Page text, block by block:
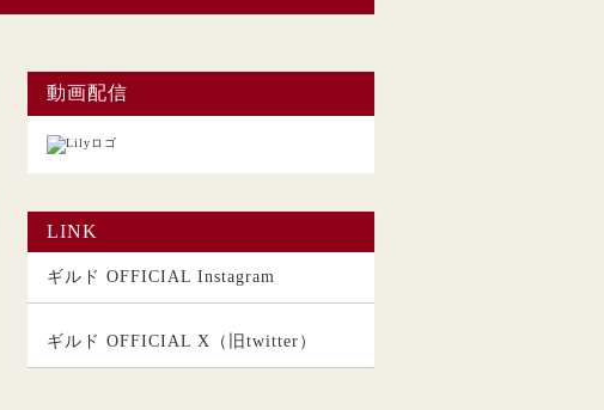
さい。
動画配信
LINK
ギルド OFFICIAL Instagram
ギルド OFFICIAL X（旧twitter）